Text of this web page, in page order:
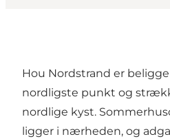
Hou Nordstrand er
nordligste punkt og
nordlige kyst.
ligger i nærheden, og